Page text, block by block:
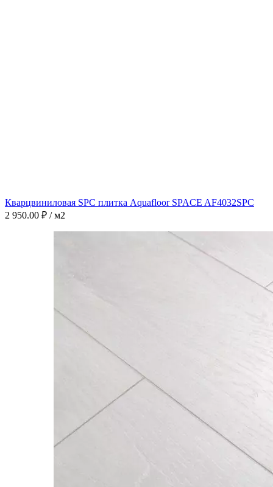
Кварцвиниловая SPC плитка Aquafloor SPACE AF4032SPC
2 950.00 ₽ / м2